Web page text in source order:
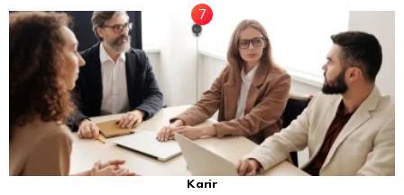
Karir